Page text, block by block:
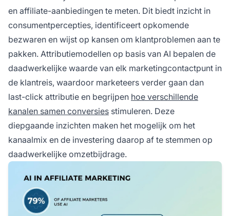
en affiliate-aanbiedingen te meten. Dit biedt inzicht in
consumentpercepties, identificeert opkomende
bezwaren en wijst op kansen om klantproblemen aan te
pakken. Attributiemodellen op basis van AI bepalen de
daadwerkelijke waarde van elk marketingcontactpunt in
de klantreis, waardoor marketeers verder gaan dan
last-click attributie en begrijpen hoe verschillende
kanalen samen conversies stimuleren. Deze
diepgaande inzichten maken het mogelijk om het
kanaalmix en de investering daarop af te stemmen op
daadwerkelijke omzetbijdrage.